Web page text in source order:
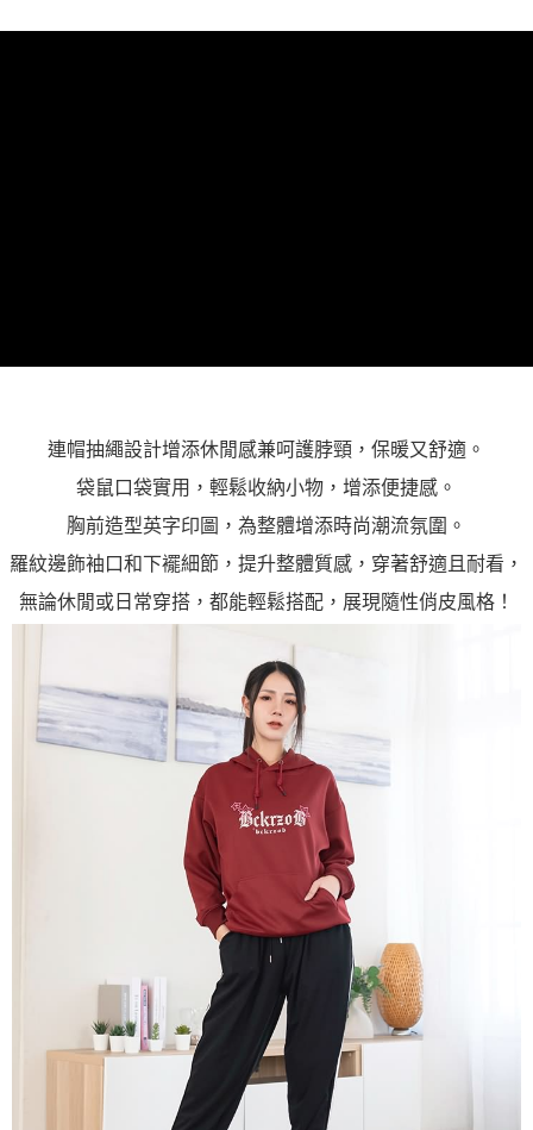
２．關於個人資料處理事宜，請瀏覽以下網址：
連帽抽繩設計增添休閒感兼呵護脖頸，保暖又舒適。
袋鼠口袋實用，輕鬆收納小物，增添便捷感。
胸前造型英字印圖，為整體增添時尚潮流氛圍。
羅紋邊飾袖口和下襬細節，提升整體質感，穿著舒適且耐看，
無論休閒或日常穿搭，都能輕鬆搭配，展現隨性俏皮風格！